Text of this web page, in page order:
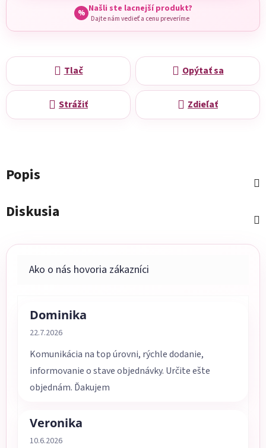
% Našli ste lacnejší produkt?
Dajte nám vedieť a cenu preveríme
Tlač Opýtať sa
Strážiť Zdieľať
Popis
Diskusia
Dominika
Hodnotenie obchodu je 5 z 5 hviezdičiek.
22.7.2026
Komunikácia na top úrovni, rýchle dodanie,
informovanie o stave objednávky. Určite ešte
objednám. Ďakujem
Veronika
Hodnotenie obchodu je 5 z 5 hviezdičiek.
10.6.2026